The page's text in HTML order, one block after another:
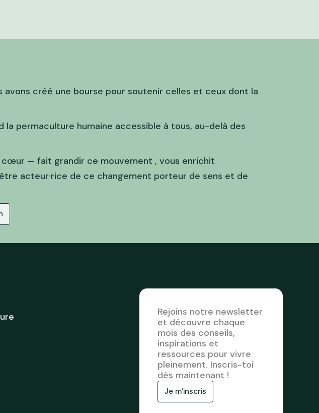
créé une bourse pour soutenir celles et ceux dont la
permaculture humaine accessible à tous, au-delà des
— fait grandir ce mouvement , vous enrichit
acteur·rice de ce changement porteur de sens et de
Rejoins notre newsletter
et découvre chaque
mois des conseils,
inspirations et
ressources pour vivre
pleinement. Inscris-toi
dès maintenant !
Je m’inscris